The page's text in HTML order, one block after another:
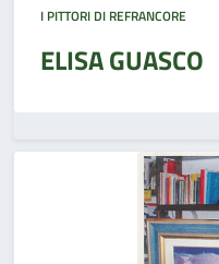
I PITTORI DI REFRANCORE
ELISA GUASCO